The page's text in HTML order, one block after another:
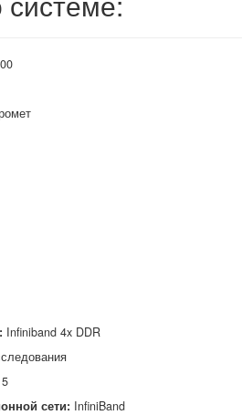
: Infiniband 4x DDR
сети: InfiniBand